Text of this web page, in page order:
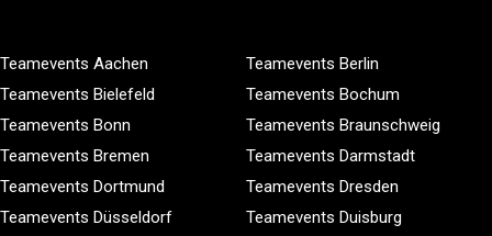
Teamevents Aachen
Teamevents Berlin
Teamevents Bielefeld
Teamevents Bochum
Teamevents Bonn
Teamevents Braunschweig
Teamevents Bremen
Teamevents Darmstadt
Teamevents Dortmund
Teamevents Dresden
Teamevents Düsseldorf
Teamevents Duisburg